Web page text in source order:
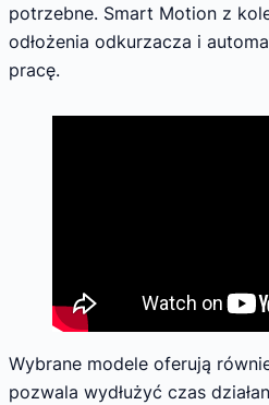
potrzebne. Smart Motion z
odłożenia odkurzacza i
pracę.
Wybrane modele oferują
pozwala wydłużyć czas